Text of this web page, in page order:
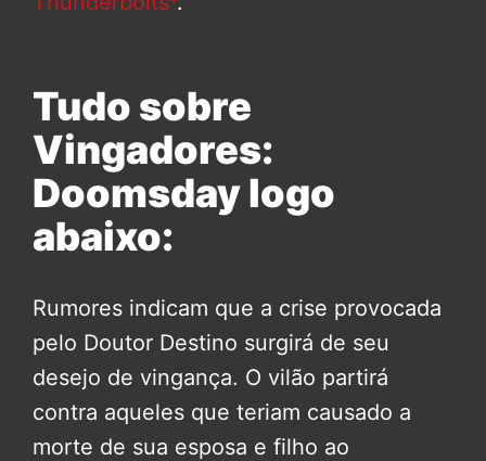
Tudo sobre
Vingadores:
Doomsday logo
abaixo:
Rumores indicam que a crise provocada
pelo Doutor Destino surgirá de seu
desejo de vingança. O vilão partirá
contra aqueles que teriam causado a
morte de sua esposa e filho ao